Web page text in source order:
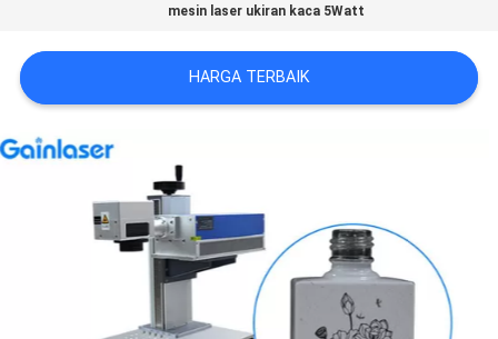
POLICY
mesin laser ukiran kaca 5Watt
HARGA TERBAIK